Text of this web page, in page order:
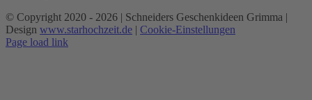
© Copyright 2020 - 2026 | Schneiders Geschenkideen Grimma |
Design www.starhochzeit.de | Cookie-Einstellungen
Page load link